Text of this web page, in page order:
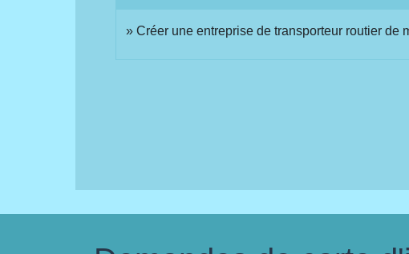
Créer une entreprise de transporteur routier de